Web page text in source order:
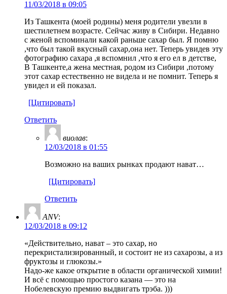
11/03/2018 в 09:05
Из Ташкента (моей родины) меня родители увезли в
шестилетнем возрасте. Сейчас живу в Сибири. Недавно
с женой вспоминали какой раньше сахар был. Я помню
,что был такой вкусный сахар,она нет. Теперь увидев эту
фотографию сахара ,я вспомнил ,что я его ел в детстве,
В Ташкенте,а жена местная, родом из Сибири ,потому
этот сахар естественно не видела и не помнит. Теперь я
увидел и ей показал.
[Цитировать]
Ответить
виолав:
12/03/2018 в 01:55
Возможно на ваших рынках продают нават…
[Цитировать]
Ответить
ANV:
12/03/2018 в 09:12
«Действительно, нават – это сахар, но
перекристализированный, и состоит не из сахарозы, а из
фруктозы и глюкозы.»
Надо-же какое открытие в области органической химии!
И всё с помощью простого казана — это на
Нобелевскую премию выдвигать трэба. )))